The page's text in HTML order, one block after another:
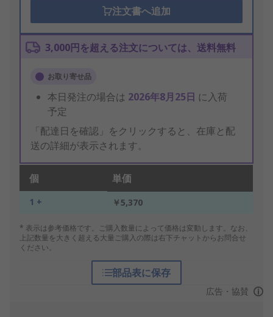
注文書へ追加
3,000円を超える注文については、送料無料
お取り寄せ品
本日発注の場合は 2026年8月25日 に入荷
予定
「配達日を確認」をクリックすると、在庫と配
送の詳細が表示されます。
個 単価
1 + ￥5,370
* 表示は参考価格です。ご購入数量によって価格は変動します。なお、
上記数量を大きく超える大量ご購入の際は右下チャットからお問合せ
ください。
部品表に保存
広告・協賛